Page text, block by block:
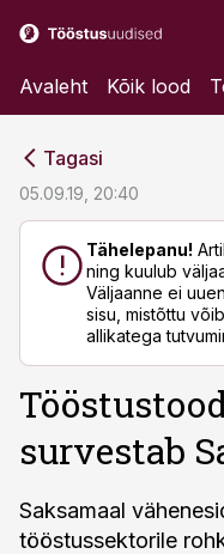
Avaleht Kõik lood
Tagasi
05.09.19, 20:40
Tähelepanu!
ning kuulub
Väljaanne ei
sisu, mistõttu
allikatega
survestab
Saksamaal
tööstussektorile